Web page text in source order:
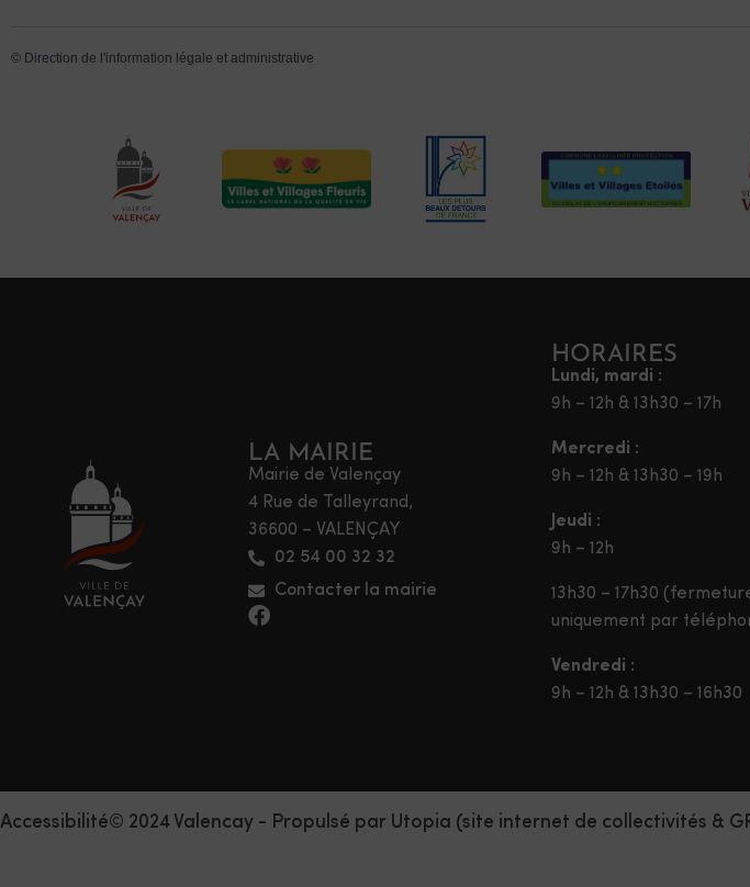
© Direction de l'information légale et administrative
LA MAIRIE
Mairie de Valençay
4 Rue de Talleyrand,
36600 – VALENÇAY
02 54 00 32 32
Contacter la mairie
HORAIRES
Lundi, mardi :
9h – 12h & 13h30 – 17h
Mercredi :
9h – 12h & 13h30 – 19h
Jeudi :
9h – 12h
13h30 – 17h30
uniquement par
Vendredi :
9h – 12h & 13h30 – 16h30
Accessibilité© 2024 Valencay - Propulsé par Utopia (site internet de collectivités &